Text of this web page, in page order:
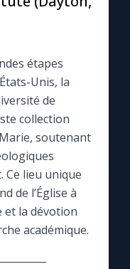
étapes
Unis, la
de
collection
soutenant
lieu unique
de l’Église à
et la dévotion
académique.